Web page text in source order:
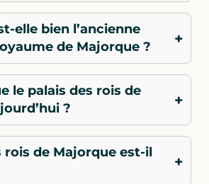
elle bien l’ancienne
de Majorque ?
+
le palais des rois de
?
+
rois de Majorque est-il
+